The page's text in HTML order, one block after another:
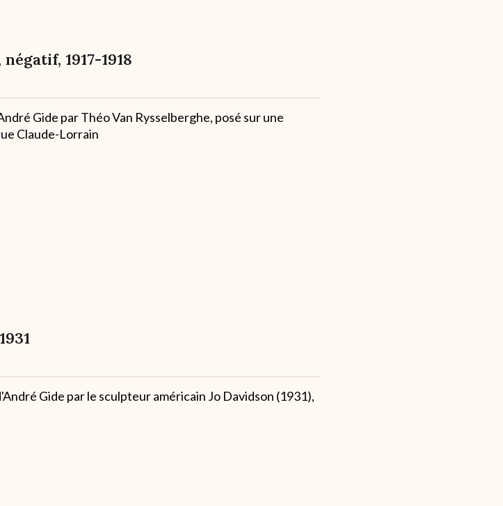
1917-1918
Gide par Théo Van Rysselberghe, posé sur une
Claude-Lorrain
Gide par le sculpteur américain Jo Davidson (1931),